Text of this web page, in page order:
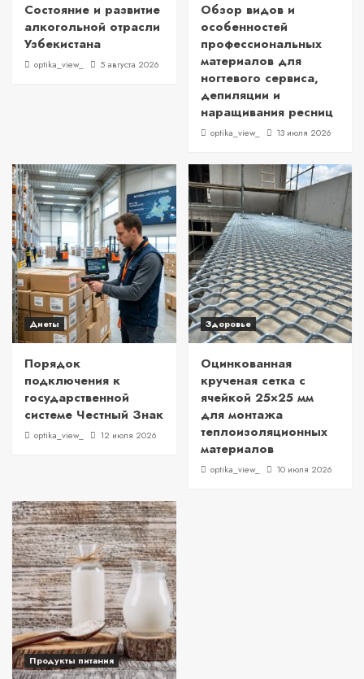
Состояние и развитие
алкогольной отрасли
Узбекистана
optika_view_ 5 августа 2026
Обзор видов и
особенностей
профессиональных
материалов для
ногтевого сервиса,
депиляции и
наращивания ресниц
optika_view_ 13 июля 2026
Диеты
Порядок
подключения к
государственной
системе Честный Знак
optika_view_ 12 июля 2026
Здоровье
Оцинкованная
крученая сетка с
ячейкой 25×25 мм
для монтажа
теплоизоляционных
материалов
optika_view_ 10 июля 2026
Продукты питания